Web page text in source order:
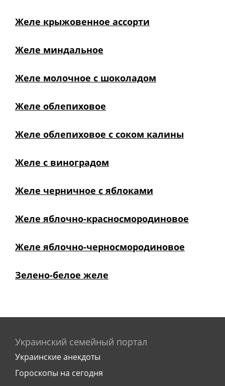
Желе крыжовенное ассорти
Желе миндальное
Желе молочное с шоколадом
Желе облепиховое
Желе облепиховое с соком калины
Желе с виноградом
Желе черничное с яблоками
Желе яблочно-красносмородиновое
Желе яблочно-черносмородиновое
Зелено-белое желе
Украинский семейный портал
Украинские анекдоты
Гороскопы на сегодня